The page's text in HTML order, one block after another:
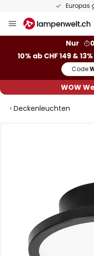
Europas
Inhalt
Nur
10% ab CHF 149 &
Code:
WOW
Deckenleuchten